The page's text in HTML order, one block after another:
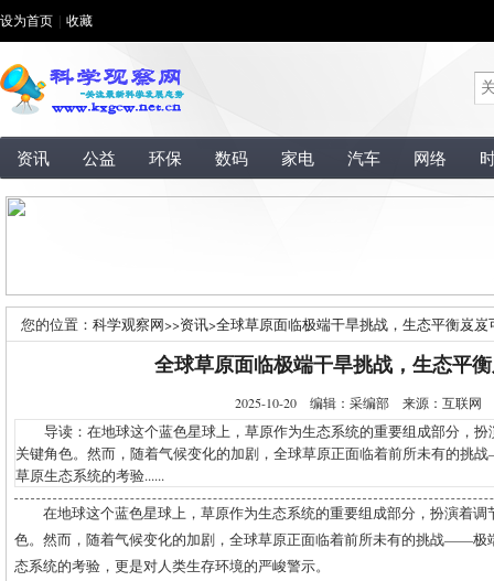
设为首页 收藏
资讯 公益 环保 数码 家电 汽车 网络
您的位置： 科学观察网>>资讯>全球草原面临极端干旱挑战，生态平衡岌岌
全球草原面临极端干旱挑战，生态平
2025-10-20 编辑：采编部 来源：互联网
导读：在地球这个蓝色星球上，草原作为生态系统的重要组成部分，扮
关键角色。然而，随着气候变化的加剧，全球草原正面临着前所未有的挑
草原生态系统的考验......
在地球这个蓝色星球上，草原作为生态系统的重要组成部分，扮演着
色。然而，随着气候变化的加剧，全球草原正面临着前所未有的挑战——极
态系统的考验，更是对人类生存环境的严峻警示。